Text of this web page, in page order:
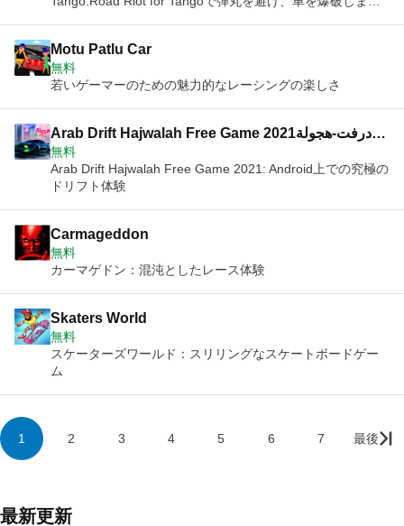
Motu Patlu Car
無料
若いゲーマーのための魅力的なレーシングの楽しさ
Arab Drift Hajwalah Free Game 2021درفت-هجولة
العرب
無料
Arab Drift Hajwalah Free Game 2021: Android上での究極の
ドリフト体験
Carmageddon
無料
カーマゲドン：混沌としたレース体験
Skaters World
無料
スケーターズワールド：スリリングなスケートボードゲー
ム
1 2 3 4 5 6 7 最後
最新更新